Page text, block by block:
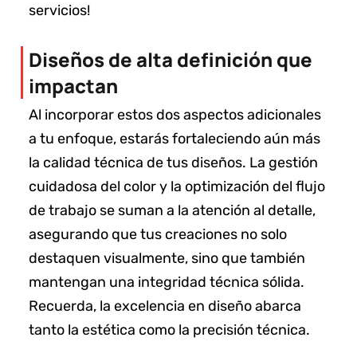
servicios!
Diseños de alta definición que
impactan
Al incorporar estos dos aspectos adicionales
a tu enfoque, estarás fortaleciendo aún más
la calidad técnica de tus diseños. La gestión
cuidadosa del color y la optimización del flujo
de trabajo se suman a la atención al detalle,
asegurando que tus creaciones no solo
destaquen visualmente, sino que también
mantengan una integridad técnica sólida.
Recuerda, la excelencia en diseño abarca
tanto la estética como la precisión técnica.